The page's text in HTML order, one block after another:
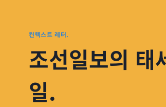
컨텍스트 레터.
조선일보의
일.